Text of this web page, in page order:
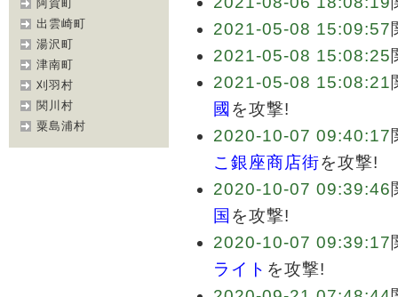
阿賀町
出雲崎町
湯沢町
津南町
刈羽村
関川村
粟島浦村
2021-05-08 15:09:57
2021-05-08 15:08:25
2021-05-08 15:08:21
國 を攻撃!
2020-10-07 09:40:17
こ銀座商店街を攻撃!
2020-10-07 09:39:46
国 を攻撃!
2020-10-07 09:39:17
ライト を攻撃!